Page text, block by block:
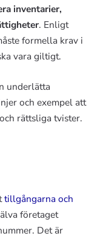
inventarier,
. Enligt
formella krav i
vara giltigt.
underlätta
och exempel att
rättsliga tvister.
tillgångarna och
företaget
Det är